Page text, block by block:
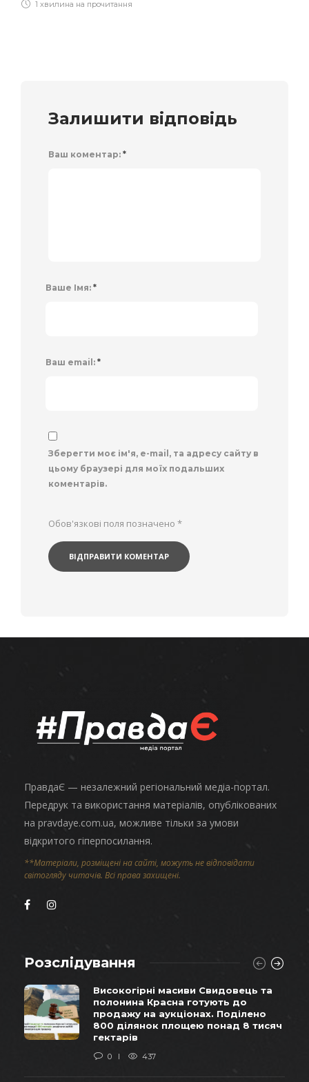
1 хвилина на прочитання
Залишити відповідь
Ваш коментар: *
Ваше Імя: *
Ваш email: *
Зберегти моє ім'я, e-mail, та адресу сайту в
цьому браузері для моїх подальших
коментарів.
Обов'язкові поля позначено *
ПравдаЄ — незалежний регіональний медіа-портал.
Передрук та використання матеріалів, опублікованих
на pravdaye.com.ua, можливе тільки за умови
відкритого гіперпосилання.
**Матеріали, розміщені на сайті, можуть не відповідати
світогляду читачів. Всі права захищені.
Розслідування
Високогірні масиви Свидовець та
полонина Красна готують до
продажу на аукціонах. Поділено
800 ділянок площею понад 8 тисяч
гектарів
0 437